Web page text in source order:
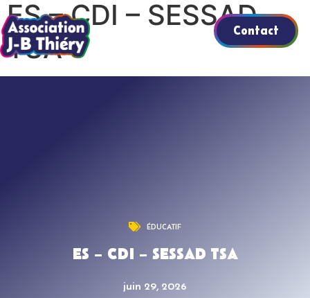
Contact
ES – CDI – SESSAD
TSA
ÉDUCATIF
ES – CDI – SESSAD TSA
juin 29, 2026